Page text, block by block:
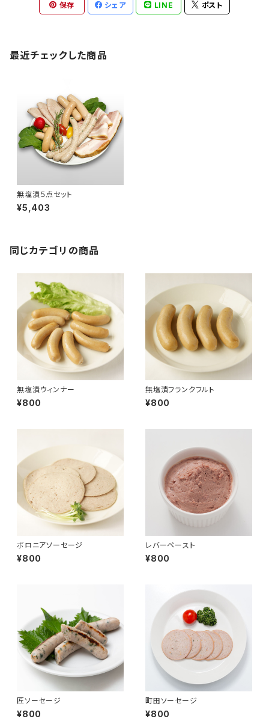
保存 シェア LINE ポスト
最近チェックした商品
無塩漬５点セット
¥5,403
同じカテゴリの商品
無塩漬ウィンナー
¥800
無塩漬フランクフルト
¥800
ボロニアソーセージ
¥800
レバーペースト
¥800
匠ソーセージ
¥800
町田ソーセージ
¥800